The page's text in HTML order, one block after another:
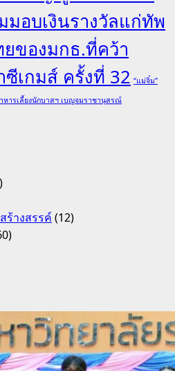
มอบเงินรางวัลแก่ทัพ
ของมกธ.ที่คว้า
เกมส์ ครั้งที่ 32 “แม่จิ๋ม”
หารเลี้ยงนักบาสฯ เบญจมราชานุสรณ์
ร้างสรรค์(12)